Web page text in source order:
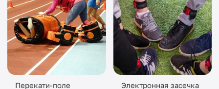
Перекати-поле Электронная засечка